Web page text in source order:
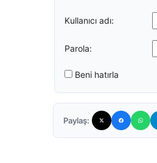
Kullanıcı adı:
Parola:
Beni hatırla
Paylaş: